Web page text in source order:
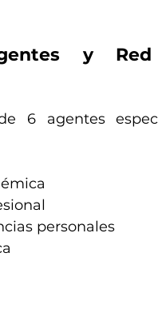
y
6 agentes
personales